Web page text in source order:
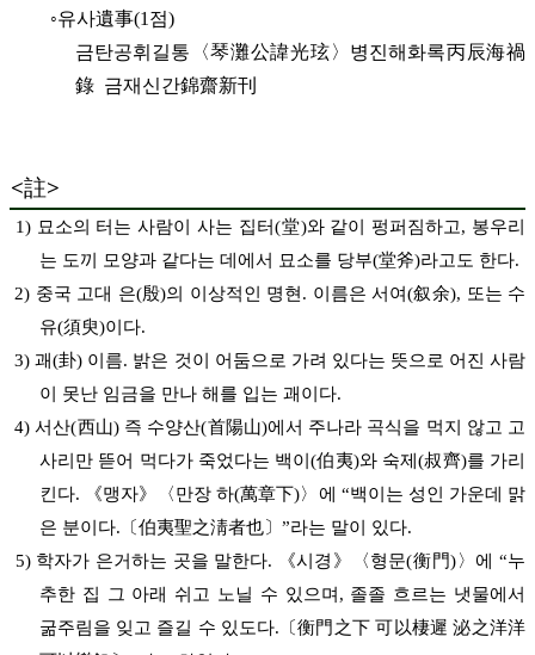
◦유사遺事(1점)
금탄공휘길통〈琴灘公諱光玹〉병진해화록丙辰海禍
錄 금재신간錦齋新刊
<註>
1) 묘소의 터는 사람이 사는 집터(堂)와 같이 펑퍼짐하고, 봉우리
는 도끼 모양과 같다는 데에서 묘소를 당부(堂斧)라고도 한다.
2) 중국 고대 은(殷)의 이상적인 명현. 이름은 서여(叙余), 또는 수
유(須臾)이다.
3) 괘(卦) 이름. 밝은 것이 어둠으로 가려 있다는 뜻으로 어진 사람
이 못난 임금을 만나 해를 입는 괘이다.
4) 서산(西山) 즉 수양산(首陽山)에서 주나라 곡식을 먹지 않고 고
사리만 뜯어 먹다가 죽었다는 백이(伯夷)와 숙제(叔齊)를 가리
킨다. 《맹자》〈만장 하(萬章下)〉에 “백이는 성인 가운데 맑
은 분이다.〔伯夷聖之淸者也〕”라는 말이 있다.
5) 학자가 은거하는 곳을 말한다. 《시경》〈형문(衡門)〉에 “누
추한 집 그 아래 쉬고 노닐 수 있으며, 졸졸 흐르는 냇물에서
굶주림을 잊고 즐길 수 있도다.〔衡門之下 可以棲遲 泌之洋洋